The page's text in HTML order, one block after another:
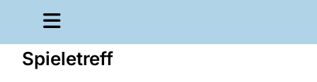
Spieletreff